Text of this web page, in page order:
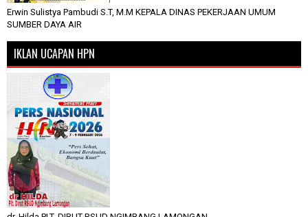
Erwin Sulistya Pambudi S.T, M.M KEPALA DINAS PEKERJAAN UMUM
SUMBER DAYA AIR
IKLAN UCAPAN HPN